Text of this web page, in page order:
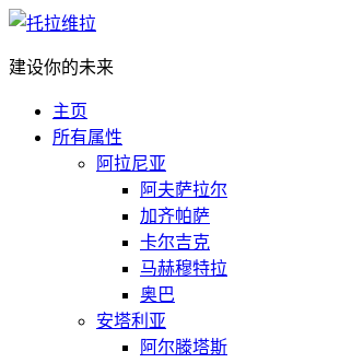
建设你的未来
主页
所有属性
阿拉尼亚
阿夫萨拉尔
加齐帕萨
卡尔吉克
马赫穆特拉
奥巴
安塔利亚
阿尔滕塔斯